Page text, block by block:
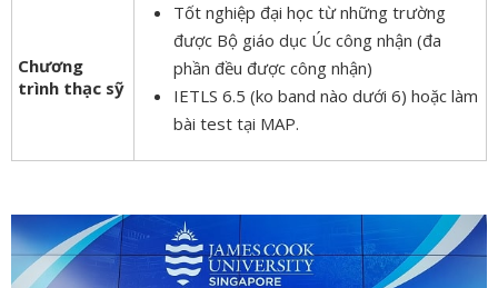
Chương
trình thạc sỹ
Tốt nghiệp đại học từ những trường
được Bộ giáo dục Úc công nhận (đa
phần đều được công nhận)
IETLS 6.5 (ko band nào dưới 6) hoặc làm
bài test tại MAP.